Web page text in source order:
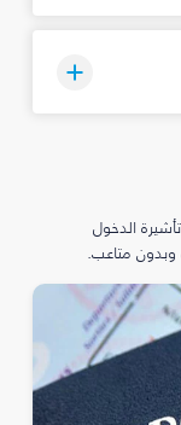
الدخول
وبدون متاعب.